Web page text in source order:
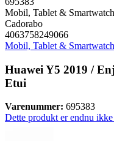
Mobil, Tablet &
Cadorabo
4063758249066
Mobil, Tablet & Smartwatch
Huawei Y5 2019 /
Etui
Varenummer: 695383
Dette produkt er endnu